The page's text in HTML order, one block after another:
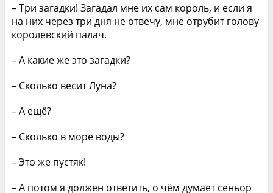
– Три загадки! Загадал мне их сам король, и если я
на них через три дня не отвечу, мне отрубит голову
королевский палач.
– А какие же это загадки?
– Сколько весит Луна?
– А ещё?
– Сколько в море воды?
– Это же пустяк!
– А потом я должен ответить, о чём думает сеньор